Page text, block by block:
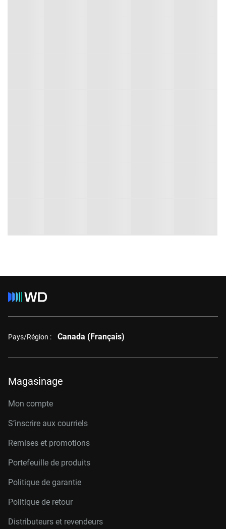
Pays/Région : Canada (Français)
Magasinage
Mon compte
S’inscrire aux courriels
Remises et promotions
Portefeuille de produits
Politique de garantie
Politique de retour
Distributeurs et revendeurs